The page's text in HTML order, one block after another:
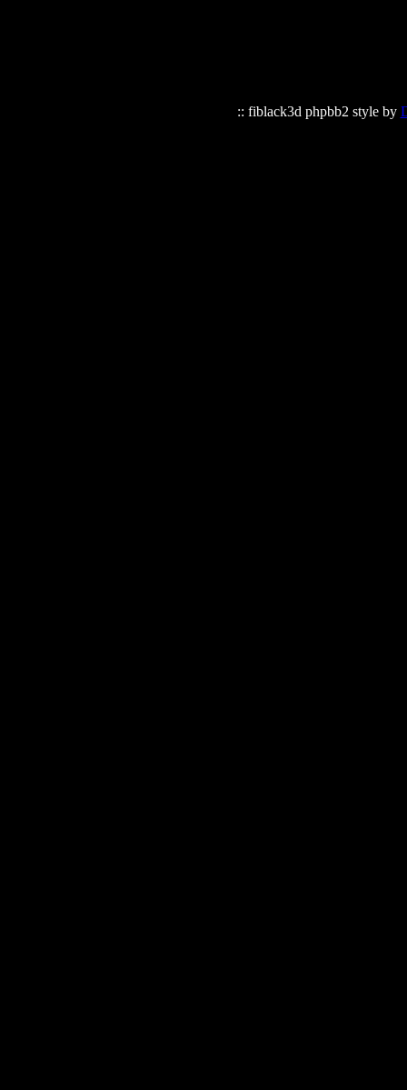
:: fiblack3d phpbb2 style by